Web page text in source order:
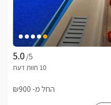
/5
החל מ- ₪900